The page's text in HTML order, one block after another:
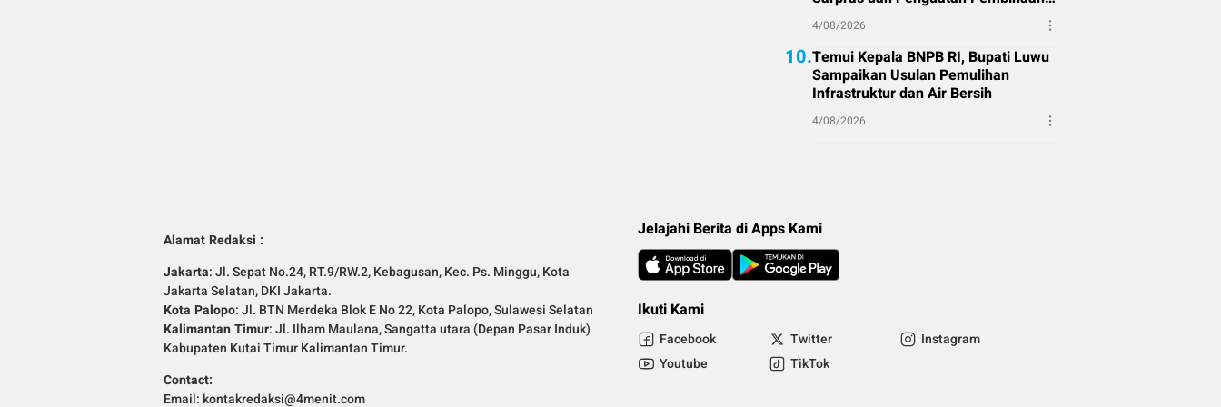
Atlet
4/08/2026
10.Temui Kepala BNPB RI, Bupati Luwu
Sampaikan Usulan Pemulihan
Infrastruktur dan Air Bersih
4/08/2026
Alamat Redaksi :
Jakarta: Jl. Sepat No.24, RT.9/RW.2, Kebagusan, Kec. Ps. Minggu, Kota
Jakarta Selatan, DKI Jakarta.
Kota Palopo: Jl. BTN Merdeka Blok E No 22, Kota Palopo, Sulawesi Selatan
Kalimantan Timur: Jl. Ilham Maulana, Sangatta utara (Depan Pasar Induk)
Kabupaten Kutai Timur Kalimantan Timur.
Contact:
Email: kontakredaksi@4menit.com
Jelajahi Berita di Apps Kami
Ikuti Kami
Facebook Twitter
Instagram
Youtube
TikTok